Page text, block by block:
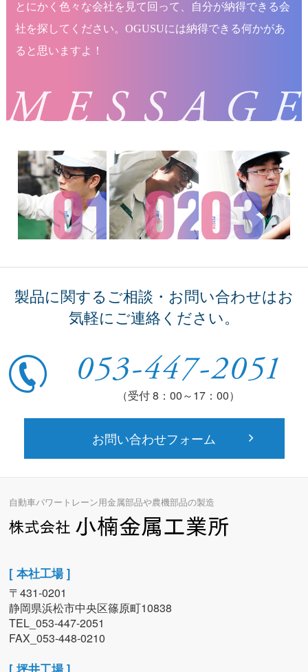
とにかく色々な会社を見て回って、自分が納得できる会
社を探してください。OGUSUには納得できる何かがあ
ると思いますよ！
製品に関するご相談・お問い合わせはお
気軽にご連絡ください。
（受付 8：00～17：00）
お問い合わせフォーム
自動車パワートレーン用金属部品や農機部品の製造
[ 本社工場 ]
〒431-0201
静岡県浜松市中央区篠原町10838
TEL_053-447-2051
FAX_053-448-0210
[ 坪井工場 ]